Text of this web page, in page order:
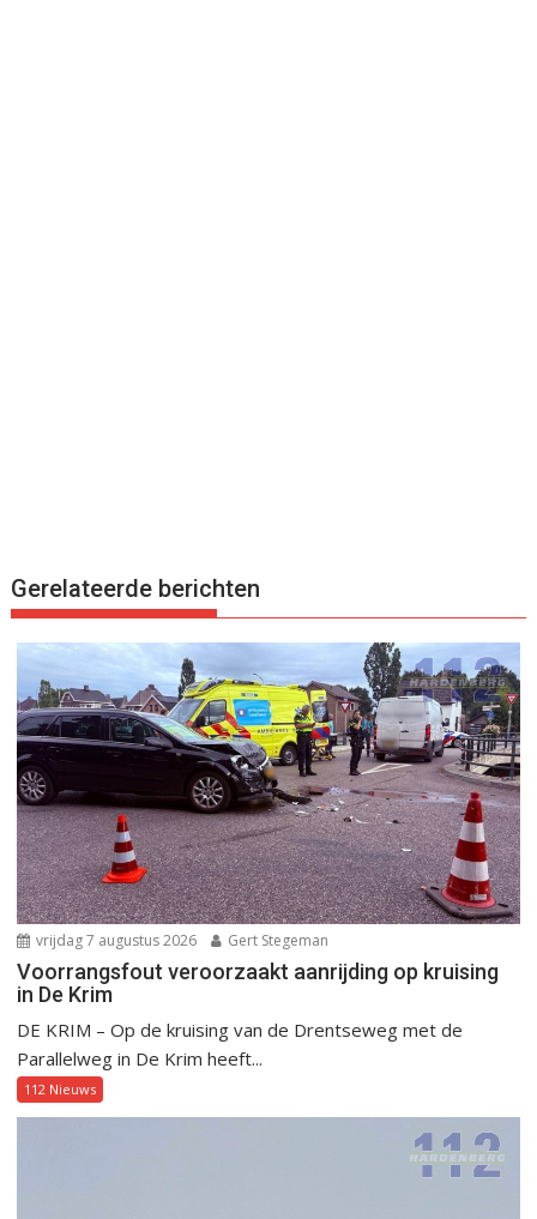
Gerelateerde berichten
vrijdag 7 augustus 2026 Gert Stegeman
Voorrangsfout veroorzaakt aanrijding op kruising
in De Krim
DE KRIM – Op de kruising van de Drentseweg met de
Parallelweg in De Krim heeft...
112 Nieuws